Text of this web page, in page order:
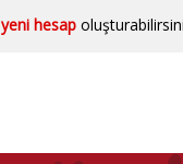
yeni hesap